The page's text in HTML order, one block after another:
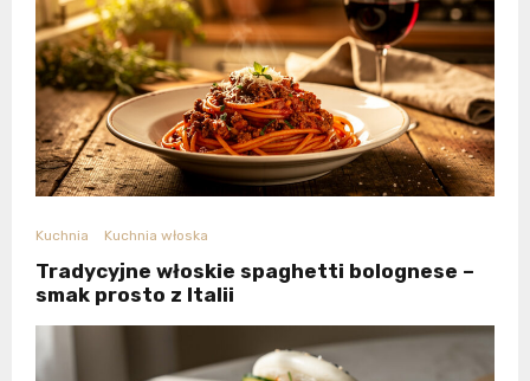
Kuchnia Kuchnia włoska
Tradycyjne włoskie spaghetti bolognese –
smak prosto z Italii